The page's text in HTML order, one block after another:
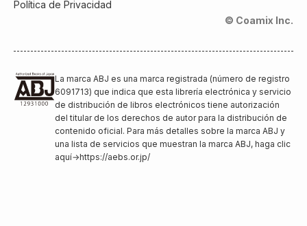
Política de Privacidad
© Coamix Inc.
La marca ABJ es una marca registrada (número de registro
6091713) que indica que esta librería electrónica y servicio
de distribución de libros electrónicos tiene autorización
del titular de los derechos de autor para la distribución de
contenido oficial. Para más detalles sobre la marca ABJ y
una lista de servicios que muestran la marca ABJ, haga clic
aquí→https://aebs.or.jp/